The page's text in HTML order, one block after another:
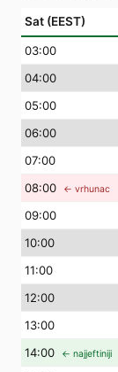
Sat (EEST)
03:00
04:00
05:00
06:00
07:00
08:00 ← vrhunac
09:00
10:00
11:00
12:00
13:00
14:00 ← najjeftiniji